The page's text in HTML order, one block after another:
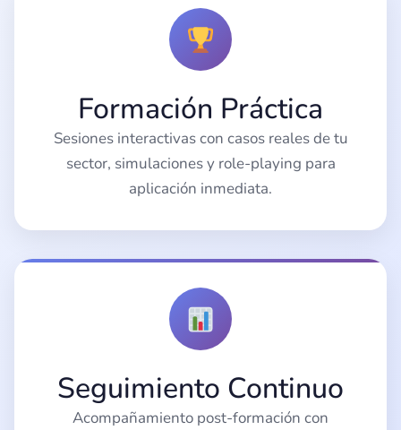
Formación Práctica
Sesiones interactivas con casos reales de tu
sector, simulaciones y role-playing para
aplicación inmediata.
Seguimiento Continuo
Acompañamiento post-formación con